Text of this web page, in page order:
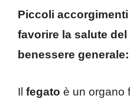
Piccoli
favorire la salute del
benessere
Il fegato è un organo